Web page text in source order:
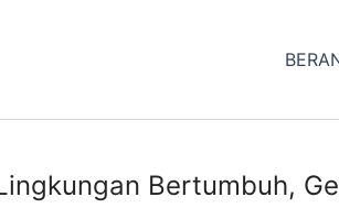
Bertumbuh,